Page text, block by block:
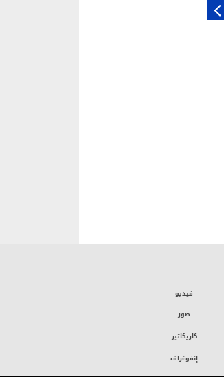
فيديو
صور
كاريكاتير
إنفوغراف